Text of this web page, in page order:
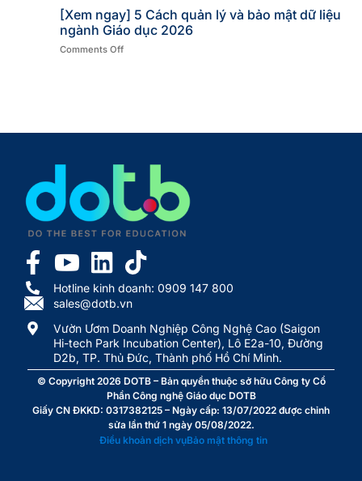
[Xem ngay] 5 Cách quản lý và bảo mật dữ liệu
ngành Giáo dục 2026
Comments Off
Hotline kinh doanh: 0909 147 800
sales@dotb.vn
Vườn Ươm Doanh Nghiệp Công Nghệ Cao (Saigon
Hi-tech Park Incubation Center), Lô E2a-10, Đường
D2b, TP. Thủ Đức, Thành phố Hồ Chí Minh.
© Copyright 2026 DOTB– Bản quyền thuộc sở hữu Công ty Cổ
Phần Công nghệ Giáo dục DOTB
Giấy CN ĐKKD: 0317382125 – Ngày cấp: 13/07/2022 được chỉnh
sửa lần thứ 1 ngày 05/08/2022.
Điều khoản dịch vụBảo mật thông tin